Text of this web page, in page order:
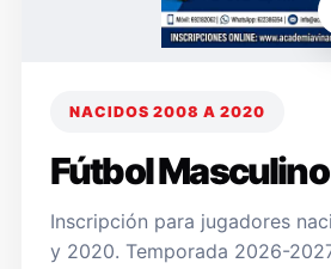
NACIDOS 2008 A 2020
Fútbol Masculino
Inscripción para jugadores
y 2020. Temporada 2026-